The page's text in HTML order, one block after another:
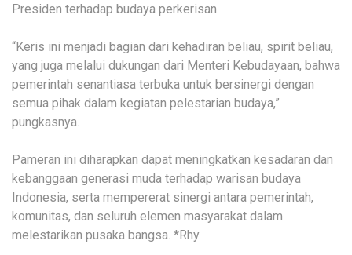
Presiden terhadap budaya perkerisan.
“Keris ini menjadi bagian dari kehadiran beliau, spirit beliau,
yang juga melalui dukungan dari Menteri Kebudayaan, bahwa
pemerintah senantiasa terbuka untuk bersinergi dengan
semua pihak dalam kegiatan pelestarian budaya,”
pungkasnya.
Pameran ini diharapkan dapat meningkatkan kesadaran dan
kebanggaan generasi muda terhadap warisan budaya
Indonesia, serta mempererat sinergi antara pemerintah,
komunitas, dan seluruh elemen masyarakat dalam
melestarikan pusaka bangsa. *Rhy